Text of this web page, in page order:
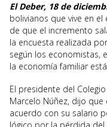
El Deber, 18 de
bolivianos que vive en
de que el incremento
la encuesta realizada
según los economistas,
la economía familiar
El presidente del
Marcelo Núñez, dijo
acuerdo con su salario
lógico por la pérdida